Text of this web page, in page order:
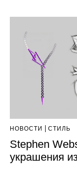
НОВОСТИ СТИЛЬ
Stephen
украшения